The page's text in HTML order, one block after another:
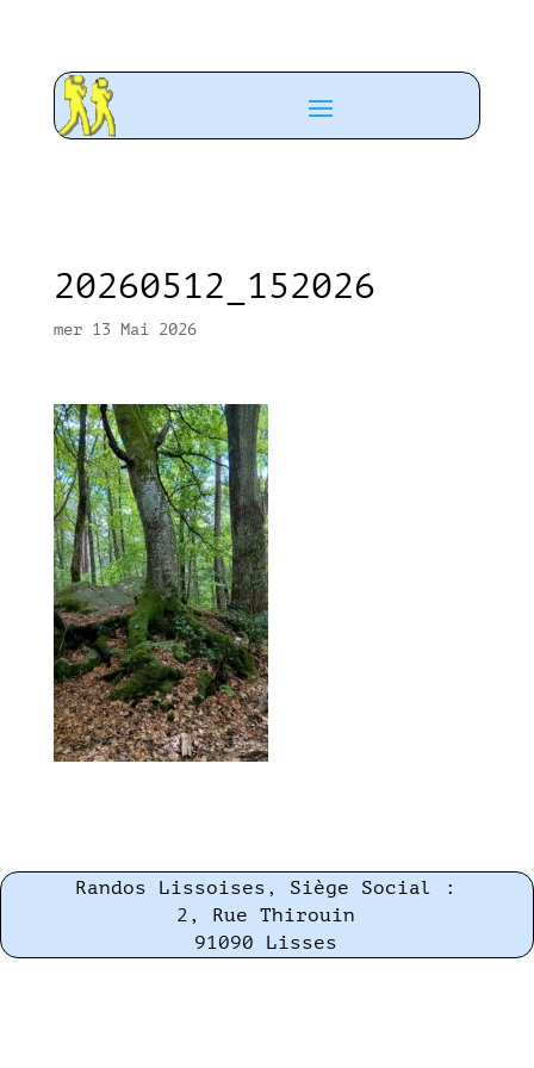
20260512_152026
mer 13 Mai 2026
Randos Lissoises, Siège Social :
2, Rue Thirouin
91090 Lisses